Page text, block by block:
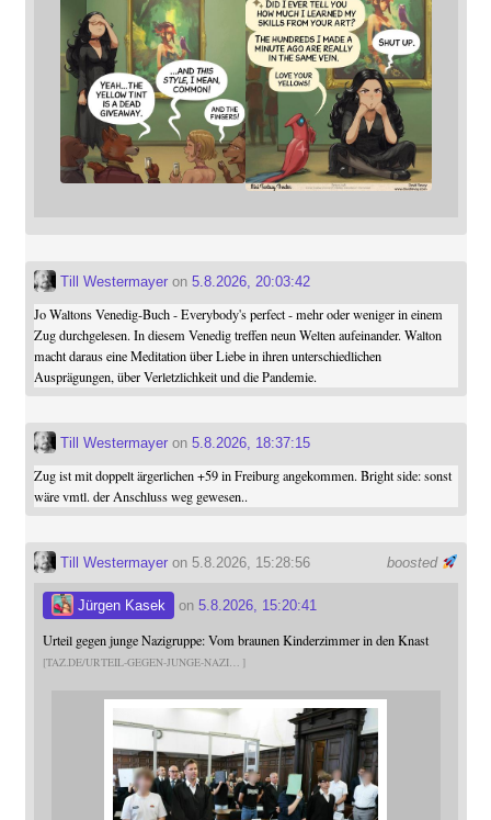
Till Westermayeron 5.8.2026, 20:03:42
Jo Waltons Venedig-Buch - Everybody's perfect - mehr oder weniger in einem
Zug durchgelesen. In diesem Venedig treffen neun Welten aufeinander. Walton
macht daraus eine Meditation über Liebe in ihren unterschiedlichen
Ausprägungen, über Verletzlichkeit und die Pandemie.
Till Westermayeron 5.8.2026, 18:37:15
Zug ist mit doppelt ärgerlichen +59 in Freiburg angekommen. Bright side: sonst
wäre vmtl. der Anschluss weg gewesen..
boosted
Till Westermayeron 5.8.2026, 15:28:56
Jürgen Kasek on 5.8.2026, 15:20:41
Urteil gegen junge Nazigruppe: Vom braunen Kinderzimmer in den Knast
TAZ.DE/URTEIL-GEGEN-JUNGE-NAZI